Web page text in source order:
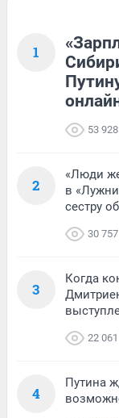
1
53 928
2
«Люди
в
сестру
30 757
3
Когда
22 061
4
Путина